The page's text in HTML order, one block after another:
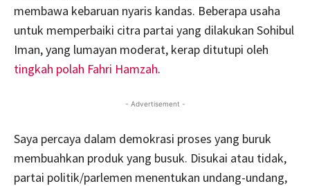
membawa kebaruan nyaris kandas. Beberapa usaha
untuk memperbaiki citra partai yang dilakukan Sohibul
Iman, yang lumayan moderat, kerap ditutupi oleh
tingkah polah Fahri Hamzah.
- Advertisement -
Saya percaya dalam demokrasi proses yang buruk
membuahkan produk yang busuk. Disukai atau tidak,
partai politik/parlemen menentukan undang-undang,